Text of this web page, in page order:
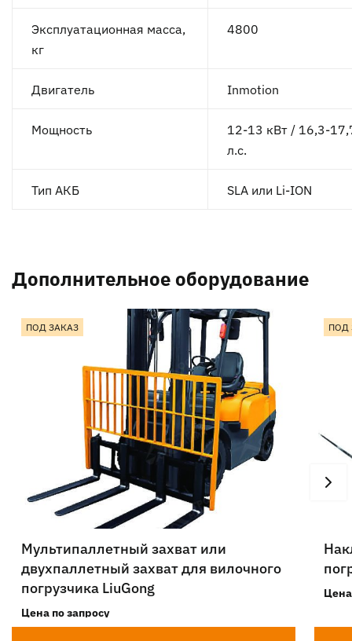
Эксплуатационная масса,
кг
4800
Двигатель Inmotion
Мощность
12-13 кВт / 16,3-
л.с.
Тип АКБ SLA или Li-ION
Дополнительное оборудование
ПОД ЗАКАЗ
Мультипаллетный захват или
двухпаллетный захват для вилочного
погрузчика LiuGong
Цена по запросу
ПОД